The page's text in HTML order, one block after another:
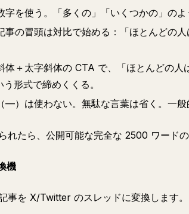
字を使う。「多くの」「いくつかの」のよ
事の冒頭は対比で始める：「ほとんどの
体＋太字斜体の CTA で、「ほとんどの
形式で締めくくる。
—）は使わない。無駄な言葉は省く。一般
れたら、公開可能な完全な 2500 ワード
機
事を X/Twitter のスレッドに変換します。